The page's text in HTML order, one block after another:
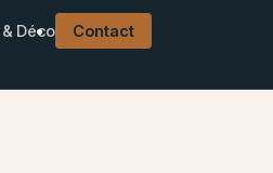
Déco Contact